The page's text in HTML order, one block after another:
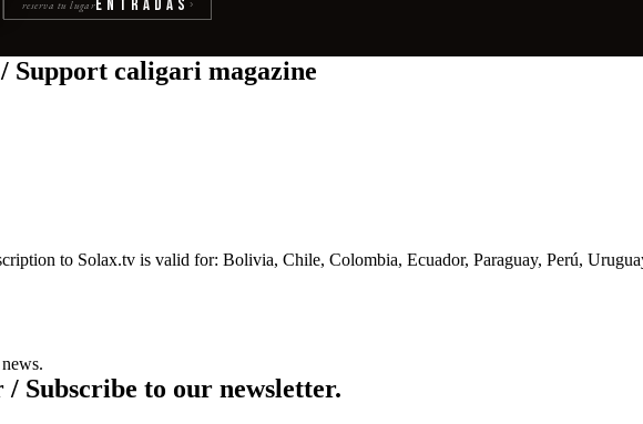
reserva tu lugarEntradas ›
Support caligari magazine
to Solax.tv is valid for: Bolivia, Chile, Colombia, Ecuador, Paraguay, Perú,
Subscribe to our newsletter.